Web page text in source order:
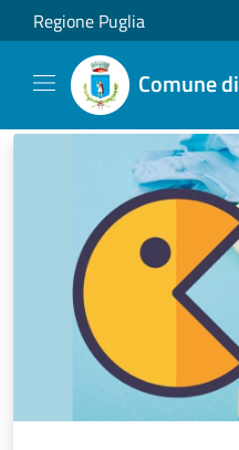
Salta al contenuto principale
Regione Puglia
Comune